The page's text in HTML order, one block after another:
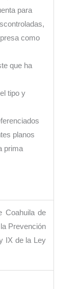
para
como
que ha
tipo y
planos
prima
Coahuila de
Prevención
IX de la Ley